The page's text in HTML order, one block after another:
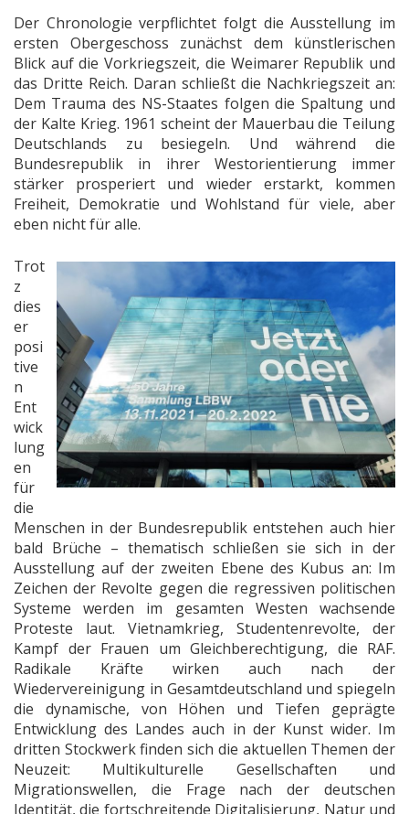
Der Chronologie verpflichtet folgt die Ausstellung im
ersten Obergeschoss zunächst dem künstlerischen
Blick auf die Vorkriegszeit, die Weimarer Republik und
das Dritte Reich. Daran schließt die Nachkriegszeit an:
Dem Trauma des NS-Staates folgen die Spaltung und
der Kalte Krieg. 1961 scheint der Mauerbau die Teilung
Deutschlands zu besiegeln. Und während die
Bundesrepublik in ihrer Westorientierung immer
stärker prosperiert und wieder erstarkt, kommen
Freiheit, Demokratie und Wohlstand für viele, aber
eben nicht für alle.
Trot
z
dies
er
posi
tive
n
Ent
wick
lung
en
für
die
Menschen in der Bundesrepublik entstehen auch hier
bald Brüche – thematisch schließen sie sich in der
Ausstellung auf der zweiten Ebene des Kubus an: Im
Zeichen der Revolte gegen die regressiven politischen
Systeme werden im gesamten Westen wachsende
Proteste laut. Vietnamkrieg, Studentenrevolte, der
Kampf der Frauen um Gleichberechtigung, die RAF.
Radikale Kräfte wirken auch nach der
Wiedervereinigung in Gesamtdeutschland und spiegeln
die dynamische, von Höhen und Tiefen geprägte
Entwicklung des Landes auch in der Kunst wider. Im
dritten Stockwerk finden sich die aktuellen Themen der
Neuzeit: Multikulturelle Gesellschaften und
Migrationswellen, die Frage nach der deutschen
Identität, die fortschreitende Digitalisierung, Natur und